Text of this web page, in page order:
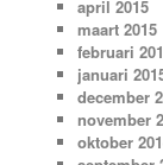
april 2015
maart 2015
februari
januari
december
november
oktober